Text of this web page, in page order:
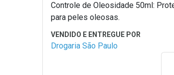
Controle de Oleosidade 50ml:
para peles oleosas.
Drogaria São Paulo